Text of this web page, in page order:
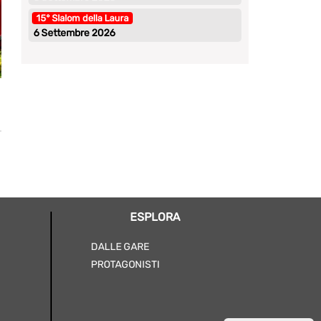
15° Slalom della Laura
6 Settembre 2026
ESPLORA
DALLE GARE
PROTAGONISTI